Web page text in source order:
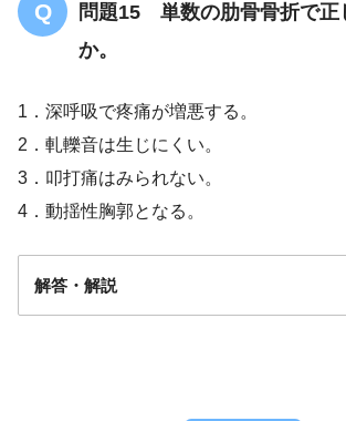
問題15 単数の肋骨骨折で正
か。
1．深呼吸で疼痛が増悪する。
2．軋轢音は生じにくい。
3．叩打痛はみられない。
4．動揺性胸郭となる。
解答・解説